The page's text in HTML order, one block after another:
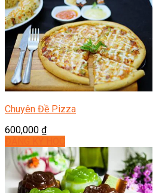
Chuyên Đề Pizza
600,000 ₫